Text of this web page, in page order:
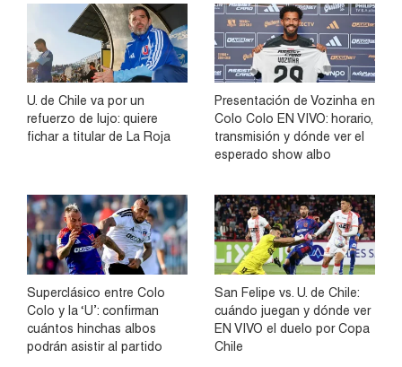
U. de Chile va por un
refuerzo de lujo: quiere
fichar a titular de La Roja
Presentación de Vozinha en
Colo Colo EN VIVO: horario,
transmisión y dónde ver el
esperado show albo
Superclásico entre Colo
Colo y la ‘U’: confirman
cuántos hinchas albos
podrán asistir al partido
San Felipe vs. U. de Chile:
cuándo juegan y dónde ver
EN VIVO el duelo por Copa
Chile